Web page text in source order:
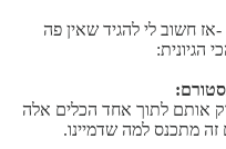
אז חשוב לי להגיד שאין פה
הגיונית:
אותם לתוך אחד הכלים אלה
זה מתכנס למה שדמיינו.